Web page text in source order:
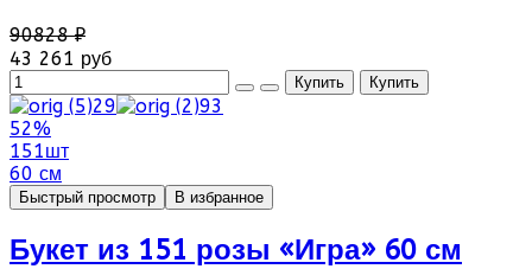
90828 ₽
43 261 руб
52%
151шт
60 см
Быстрый просмотр В избранное
Букет из 151 розы «Игра» 60 см